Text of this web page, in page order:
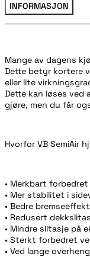
INFORMASJON
Mange av dagens
Dette betyr kortere
eller lite
Dette kan løses ved
gjøre, men du får
Hvorfor VB SemiAir
• Merkbart
• Mer stabilitet i
• Bedre
• Redusert
• Mindre slitasje på
• Sterkt forbedret
• Ved lange